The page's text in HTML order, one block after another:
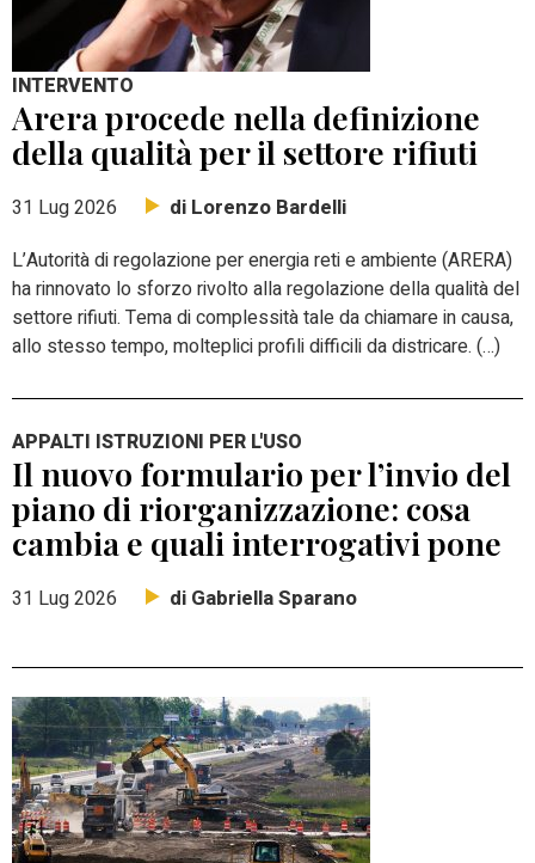
INTERVENTO
Arera procede nella definizione
della qualità per il settore rifiuti
31 Lug 2026 di Lorenzo Bardelli
L’Autorità di regolazione per energia reti e ambiente (ARERA)
ha rinnovato lo sforzo rivolto alla regolazione della qualità del
settore rifiuti. Tema di complessità tale da chiamare in causa,
allo stesso tempo, molteplici profili difficili da districare. (…)
APPALTI ISTRUZIONI PER L'USO
Il nuovo formulario per l’invio del
piano di riorganizzazione: cosa
cambia e quali interrogativi pone
31 Lug 2026 di Gabriella Sparano